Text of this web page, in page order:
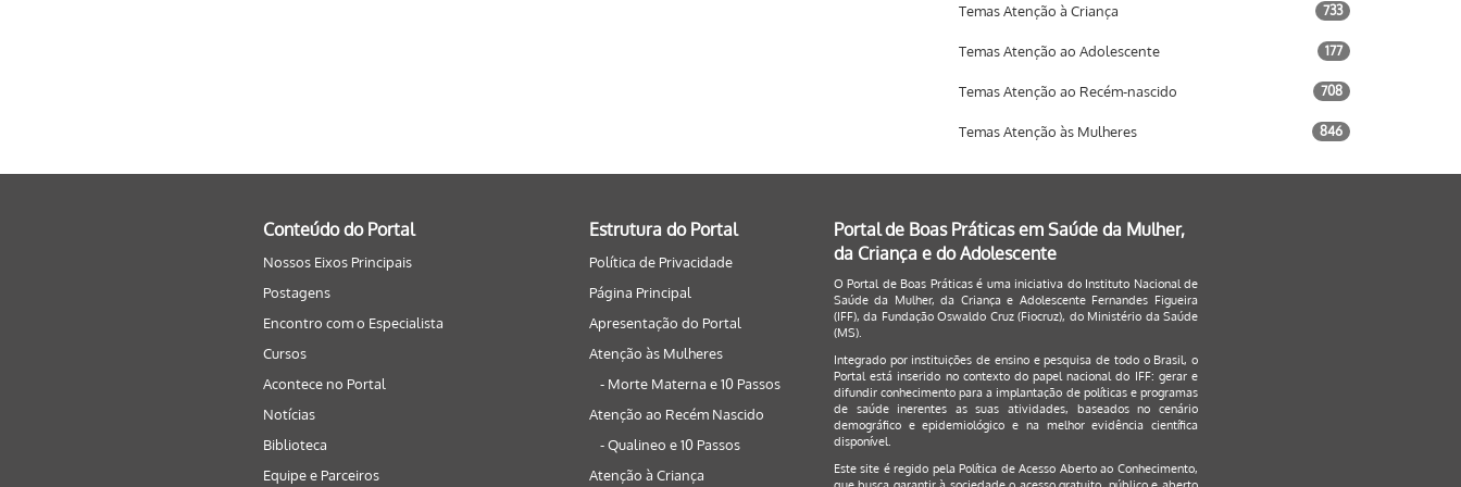
Temas Atenção à Criança 733
Temas Atenção ao Adolescente 177
Temas Atenção ao Recém-nascido 708
Temas Atenção às Mulheres 846
Conteúdo do Portal
Nossos Eixos Principais
Postagens
Encontro com o Especialista
Cursos
Acontece no Portal
Notícias
Biblioteca
Equipe e Parceiros
Estrutura do Portal
Política de Privacidade
Página Principal
Apresentação do Portal
Atenção às Mulheres
- Morte Materna e 10 Passos
Atenção ao Recém Nascido
- Qualineo e 10 Passos
Atenção à Criança
Portal de Boas Práticas em Saúde da Mulher,
da Criança e do Adolescente
O Portal de Boas Práticas é uma iniciativa do Instituto Nacional de
Saúde da Mulher, da Criança e Adolescente Fernandes Figueira
(IFF), da Fundação Oswaldo Cruz (Fiocruz), do Ministério da Saúde
(MS).
Integrado por instituições de ensino e pesquisa de todo o Brasil, o
Portal está inserido no contexto do papel nacional do IFF: gerar e
difundir conhecimento para a implantação de políticas e programas
de saúde inerentes as suas atividades, baseados no cenário
demográfico e epidemiológico e na melhor evidência científica
disponível.
Este site é regido pelaPolítica de Acesso Aberto ao Conhecimento,